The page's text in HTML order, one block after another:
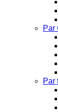
Par
Par